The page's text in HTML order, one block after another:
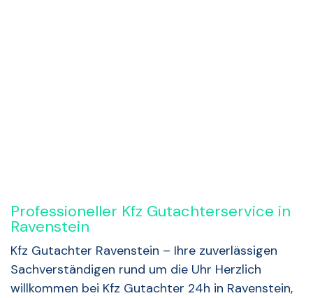
Professioneller Kfz Gutachterservice in
Ravenstein
Kfz Gutachter Ravenstein – Ihre zuverlässigen
Sachverständigen rund um die Uhr Herzlich
willkommen bei Kfz Gutachter 24h in Ravenstein,